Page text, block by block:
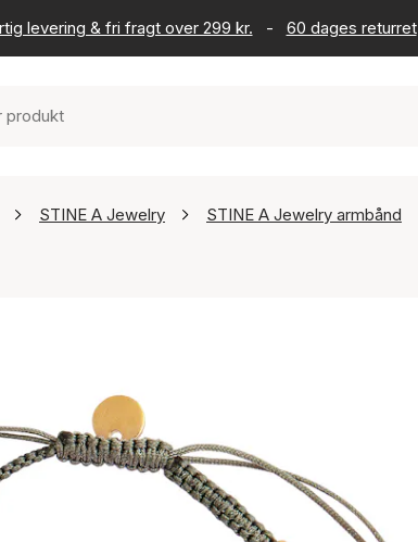
levering & fri fragt over 299 kr. - 60 dages returret
STINE A Jewelry STINE A Jewelry armbånd